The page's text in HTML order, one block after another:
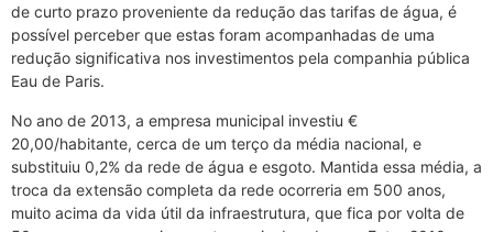
de curto prazo proveniente da redução das tarifas de água, é
possível perceber que estas foram acompanhadas de uma
redução significativa nos investimentos pela companhia pública
Eau de Paris.
No ano de 2013, a empresa municipal investiu €
20,00/habitante, cerca de um terço da média nacional, e
substituiu 0,2% da rede de água e esgoto. Mantida essa média, a
troca da extensão completa da rede ocorreria em 500 anos,
muito acima da vida útil da infraestrutura, que fica por volta de